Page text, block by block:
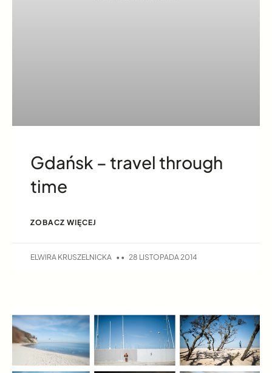
Gdańsk – travel through
time
ZOBACZ WIĘCEJ
ELWIRA KRUSZELNICKA 28 LISTOPADA 2014